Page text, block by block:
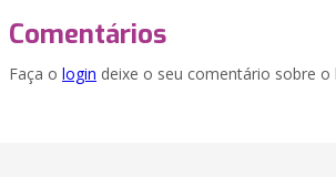
Comentários
Faça o login deixe o seu comentário sobre o